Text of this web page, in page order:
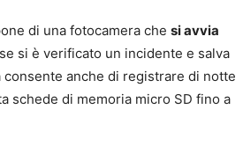
di una fotocamera che si avvia
si è verificato un incidente e salva
anche di registrare di notte
schede di memoria micro SD fino a